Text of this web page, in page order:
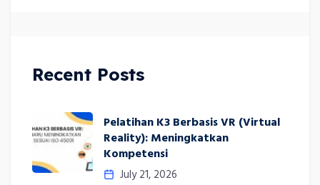
Recent Posts
Pelatihan K3 Berbasis VR (Virtual
Reality): Meningkatkan
Kompetensi
July 21, 2026